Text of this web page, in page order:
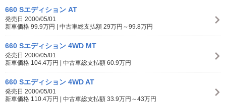
660 Sエディション AT
発売日 2000/05/01
新車価格 99.9万円 | 中古車総支払額 29万円～99.8万円
660 Sエディション 4WD MT
発売日 2000/05/01
新車価格 104.4万円 | 中古車総支払額 60.9万円
660 Sエディション 4WD AT
発売日 2000/05/01
新車価格 110.4万円 | 中古車総支払額 33.9万円～43万円